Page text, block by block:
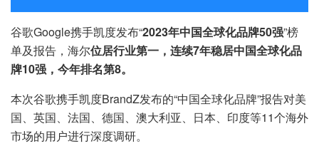
谷歌Google携手凯度发布“2023年中国全球化品牌50强”榜
单及报告，海尔位居行业第一， 连续7年稳居中国全球化品
牌10强，今年排名第8。
本次谷歌携手凯度BrandZ发布的“中国全球化品牌”报告对美
国、英国、法国、德国、澳大利亚、日本、印度等11个海外
市场的用户进行深度调研。